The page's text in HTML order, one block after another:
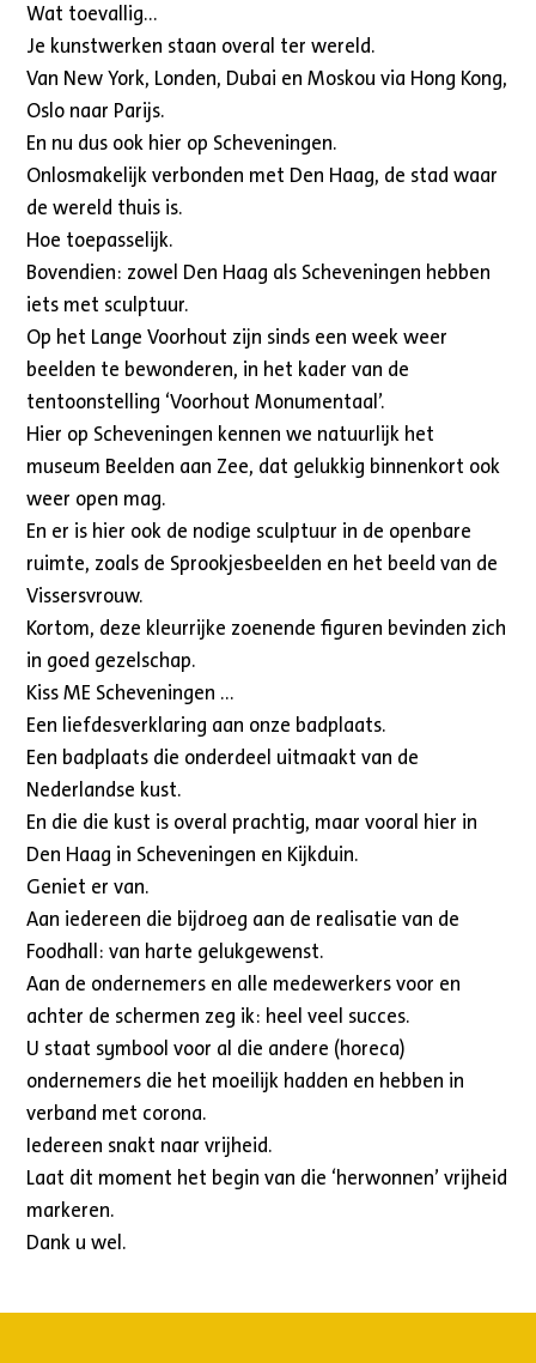
Wat toevallig…
Je kunstwerken staan overal ter wereld.
Van New York, Londen, Dubai en Moskou via Hong Kong,
Oslo naar Parijs.
En nu dus ook hier op Scheveningen.
Onlosmakelijk verbonden met Den Haag, de stad waar
de wereld thuis is.
Hoe toepasselijk.
Bovendien: zowel Den Haag als Scheveningen hebben
iets met sculptuur.
Op het Lange Voorhout zijn sinds een week weer
beelden te bewonderen, in het kader van de
tentoonstelling ‘Voorhout Monumentaal’.
Hier op Scheveningen kennen we natuurlijk het
museum Beelden aan Zee, dat gelukkig binnenkort ook
weer open mag.
En er is hier ook de nodige sculptuur in de openbare
ruimte, zoals de Sprookjesbeelden en het beeld van de
Vissersvrouw.
Kortom, deze kleurrijke zoenende figuren bevinden zich
in goed gezelschap.
Kiss ME Scheveningen …
Een liefdesverklaring aan onze badplaats.
Een badplaats die onderdeel uitmaakt van de
Nederlandse kust.
En die die kust is overal prachtig, maar vooral hier in
Den Haag in Scheveningen en Kijkduin.
Geniet er van.
Aan iedereen die bijdroeg aan de realisatie van de
Foodhall: van harte gelukgewenst.
Aan de ondernemers en alle medewerkers voor en
achter de schermen zeg ik: heel veel succes.
U staat symbool voor al die andere (horeca)
ondernemers die het moeilijk hadden en hebben in
verband met corona.
Iedereen snakt naar vrijheid.
Laat dit moment het begin van die ‘herwonnen’ vrijheid
markeren.
Dank u wel.